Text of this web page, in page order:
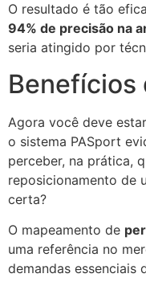
O resultado é tão
94% de precisão na
seria atingido por
Benefícios
Agora você deve
o sistema PASport
perceber, na prática,
reposicionamento de
certa?
O mapeamento de
uma referência no
demandas essenciais